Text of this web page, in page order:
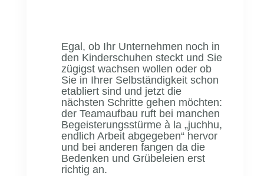
Egal, ob Ihr Unternehmen noch in
den Kinderschuhen steckt und Sie
zügigst wachsen wollen oder ob
Sie in Ihrer Selbständigkeit schon
etabliert sind und jetzt die
nächsten Schritte gehen möchten:
der Teamaufbau ruft bei manchen
Begeisterungsstürme à la „juchhu,
endlich Arbeit abgegeben“ hervor
und bei anderen fangen da die
Bedenken und Grübeleien erst
richtig an.